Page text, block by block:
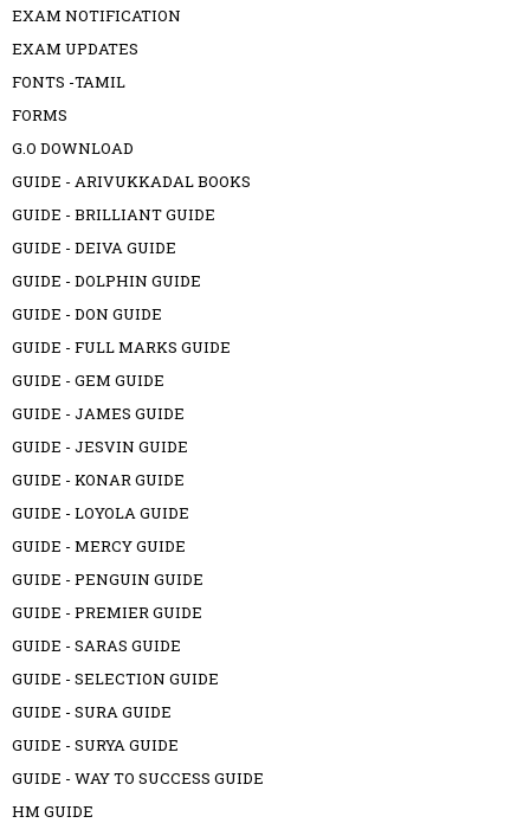
EXAM NOTIFICATION
EXAM UPDATES
FONTS -TAMIL
FORMS
G.O DOWNLOAD
GUIDE - ARIVUKKADAL BOOKS
GUIDE - BRILLIANT GUIDE
GUIDE - DEIVA GUIDE
GUIDE - DOLPHIN GUIDE
GUIDE - DON GUIDE
GUIDE - FULL MARKS GUIDE
GUIDE - GEM GUIDE
GUIDE - JAMES GUIDE
GUIDE - JESVIN GUIDE
GUIDE - KONAR GUIDE
GUIDE - LOYOLA GUIDE
GUIDE - MERCY GUIDE
GUIDE - PENGUIN GUIDE
GUIDE - PREMIER GUIDE
GUIDE - SARAS GUIDE
GUIDE - SELECTION GUIDE
GUIDE - SURA GUIDE
GUIDE - SURYA GUIDE
GUIDE - WAY TO SUCCESS GUIDE
HM GUIDE